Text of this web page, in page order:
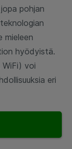
pohjan
mieleen
hyödyistä.
WiFi) voi
eri